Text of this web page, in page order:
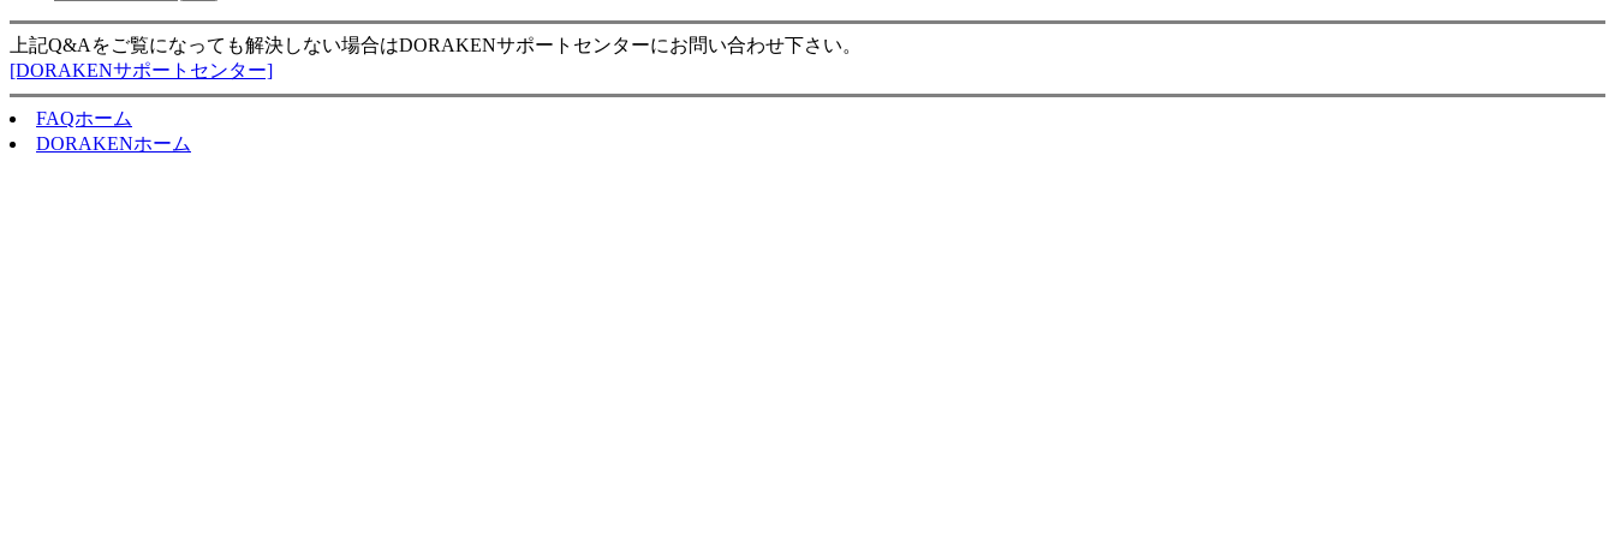
上記Q&Aをご覧になっても解決しない場合はDORAKENサポートセンターにお問い合わせ下さい。
[DORAKENサポートセンター]
FAQホーム
DORAKENホーム